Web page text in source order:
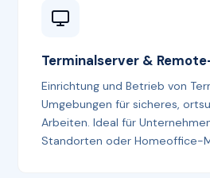
Terminalserver &
Einrichtung und Betrieb von
Umgebungen für sicheres,
Arbeiten. Ideal für
Standorten oder Homeoffice-